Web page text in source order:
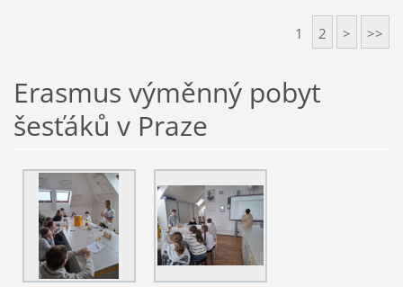
1 2 > >>
Erasmus výměnný pobyt
šesťáků v Praze